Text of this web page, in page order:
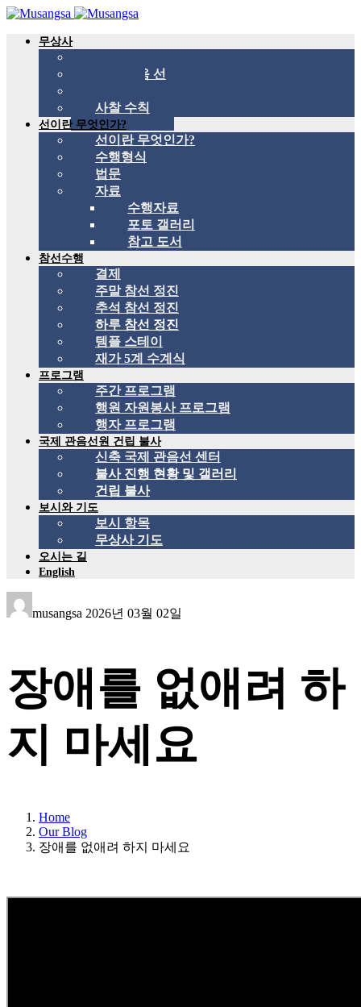
무상사
국제 관음 선
사찰 수칙
선이란 무엇인가?
선이란 무엇인가?
수행형식
법문
자료
수행자료
포토 갤러리
참고 도서
참선수행
결제
주말 참선 정진
추석 참선 정진
하루 참선 정진
템플 스테이
재가 5계 수계식
프로그램
주간 프로그램
행원 자원봉사 프로그램
행자 프로그램
국제 관음선원 건립 불사
신축 국제 관음선 센터
불사 진행 현황 및 갤러리
건립 불사
보시와 기도
보시 항목
무상사 기도
오시는 길
English
musangsa 2026년 03월 02일
장애를 없애려 하
지 마세요
Home
Our Blog
장애를 없애려 하지 마세요